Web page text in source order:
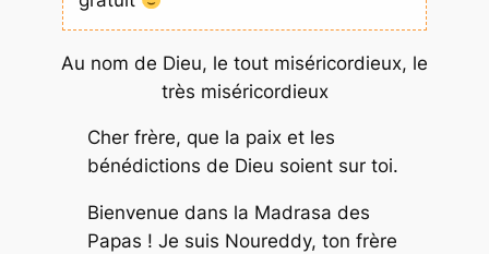
Au nom de Dieu, le tout miséricordieux, le
très miséricordieux
Cher frère, que la paix et les
bénédictions de Dieu soient sur toi.
Bienvenue dans la Madrasa des
Papas ! Je suis Noureddy, ton frère